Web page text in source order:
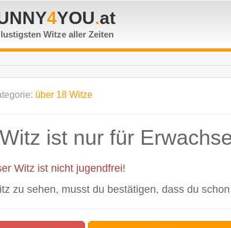
4YOU.at
Witze aller Zeiten
über 18 Witze
ist nur für
Witz ist nicht jugendfrei!
zu sehen, musst du bestätigen, dass du